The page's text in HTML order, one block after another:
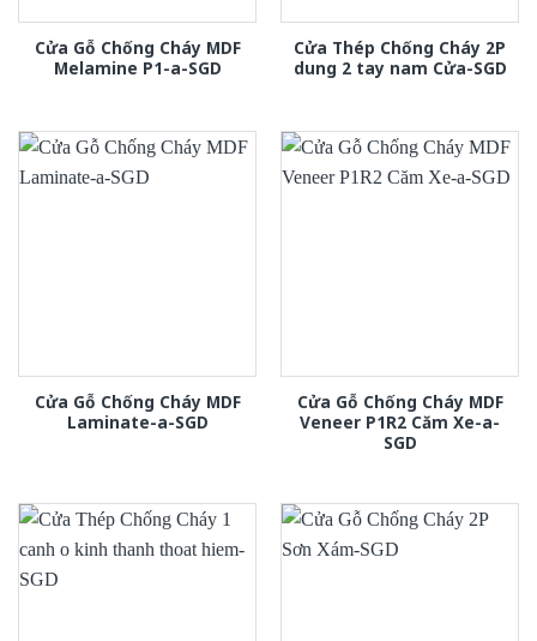
Cửa Gỗ Chống Cháy MDF
Melamine P1-a-SGD
Cửa Thép Chống Cháy 2P
dung 2 tay nam Cửa-SGD
Cửa Gỗ Chống Cháy MDF
Laminate-a-SGD
Cửa Gỗ Chống Cháy MDF
Veneer P1R2 Căm Xe-a-
SGD